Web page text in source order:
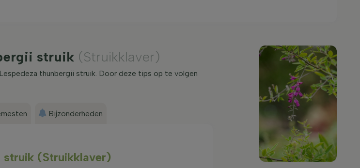
struik (Struikklaver)
thunbergii struik. Door deze tips op te volgen
Bijzonderheden
struik (Struikklaver)